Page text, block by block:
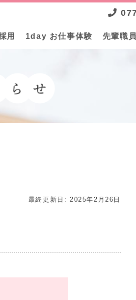
用 1day お仕事体験 先輩職
最終更新日: 2025年2月26日